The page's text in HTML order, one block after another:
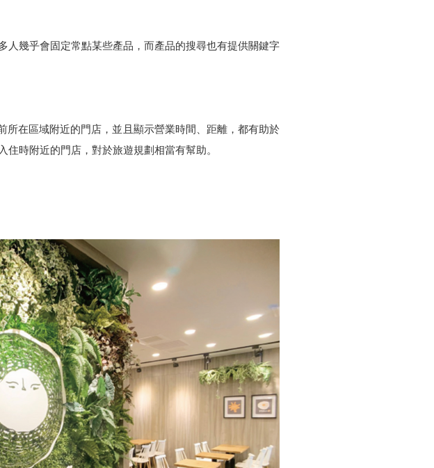
人幾乎會固定常點某些產品，而產品的搜尋也有提供關鍵字
所在區域附近的門店，並且顯示營業時間、距離，都有助於
時附近的門店，對於旅遊規劃相當有幫助。